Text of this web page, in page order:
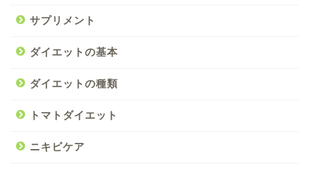
サプリメント
ダイエットの基本
ダイエットの種類
トマトダイエット
ニキビケア